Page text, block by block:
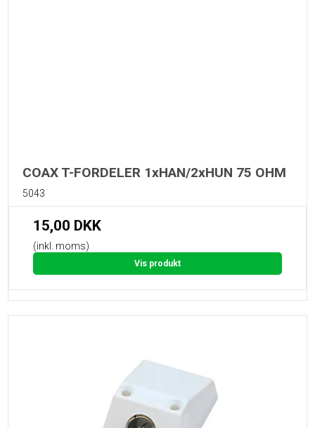
COAX T-FORDELER 1xHAN/2xHUN 75 OHM
5043
15,00 DKK
(inkl. moms)
Vis produkt